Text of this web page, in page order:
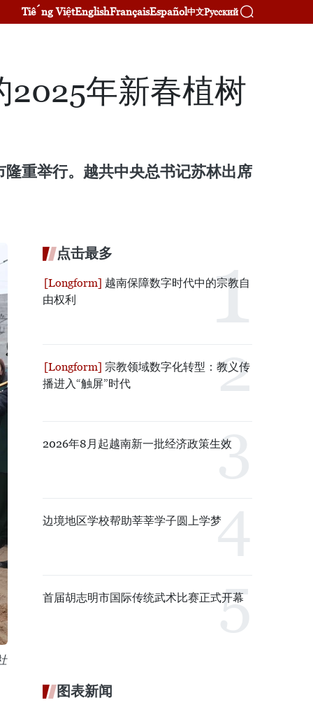
Tiếng ViệtEnglishFrançaisEspañol中文Русский
2025年新春植树
重举行。越共中央总书记苏林出席
点击最多
越南保障数字时代中的宗教自
由权利
宗教领域数字化转型：教义传
播进入“触屏”时代
2026年8月起越南新一批经济政策生效
边境地区学校帮助莘莘学子圆上学梦
首届胡志明市国际传统武术比赛正式开幕
图表新闻